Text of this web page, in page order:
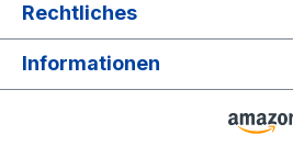
Rechtliches
Informationen